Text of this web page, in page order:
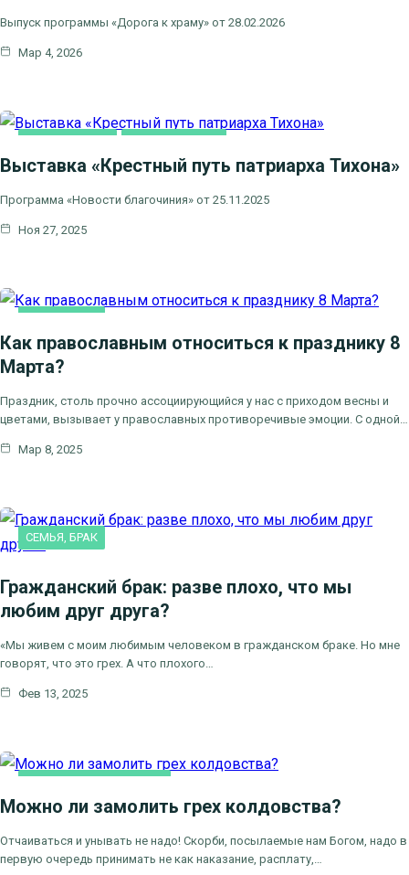
Выпуск программы «Дорога к храму» от 28.02.2026
Мар 4, 2026
КАК МЫ ВЕРУЕМ НОВОСТИ БЛАГОЧИНИЯ
НОВОСТИ КЛИНСКОГО БЛАГОЧИНИЯ
Выставка «Крестный путь патриарха Тихона»
Программа «Новости благочиния» от 25.11.2025
Ноя 27, 2025
Как православным относиться к празднику 8
Марта?
Праздник, столь прочно ассоциирующийся у нас с приходом весны и
цветами, вызывает у православных противоречивые эмоции. С одной…
Мар 8, 2025
СЕМЬЯ, БРАК
Гражданский брак: разве плохо, что мы
любим друг друга?
«Мы живем с моим любимым человеком в гражданском браке. Но мне
говорят, что это грех. А что плохого…
Фев 13, 2025
Можно ли замолить грех колдовства?
Отчаиваться и унывать не надо! Скорби, посылаемые нам Богом, надо в
первую очередь принимать не как наказание, расплату,…